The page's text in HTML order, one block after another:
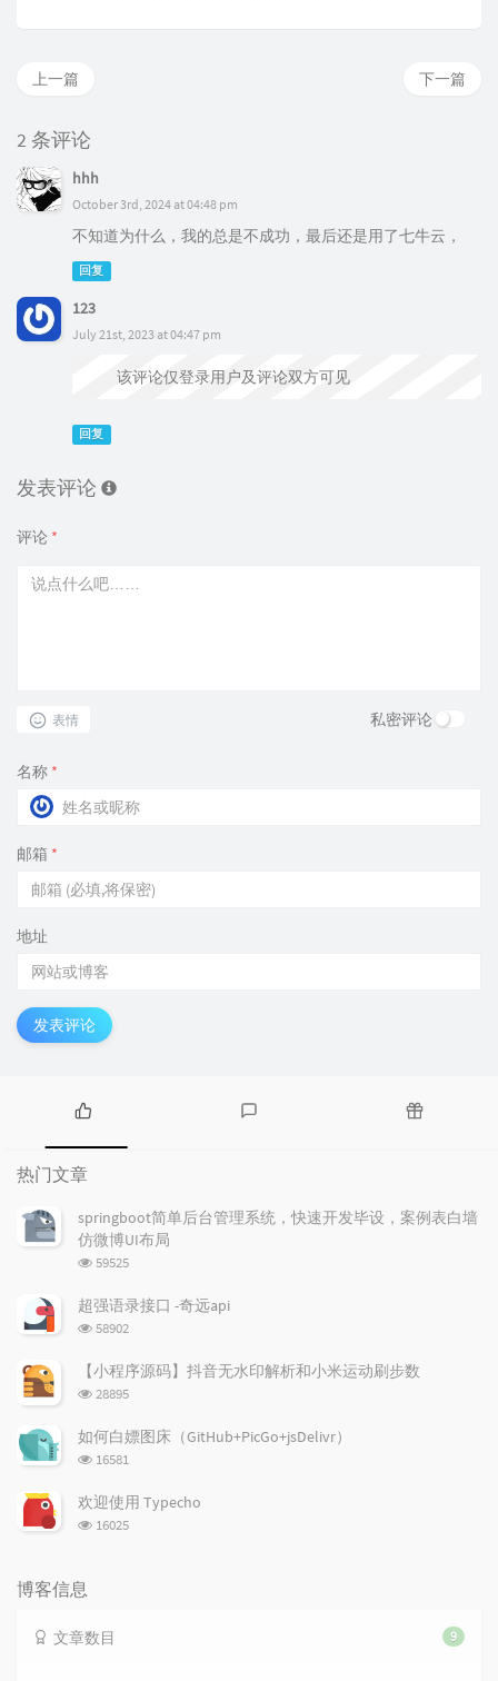
下一篇
上一篇
2 条评论
hhh
October 3rd, 2024 at 04:48 pm
不知道为什么，我的总是不成功，最后还是用了七牛云，
回复
123
July 21st, 2023 at 04:47 pm
该评论仅登录用户及评论双方可见
回复
发表评论
评论 *
表情 私密评论
名称 *
邮箱 *
地址
发表评论
热
门
文
论
章
热门文章
springboot简单后台管理系统，快速开发毕设，案例表白墙
仿微博UI布局
浏
次
数:
59525
超强语录接口 -奇远api
浏
次
数:
58902
【小程序源码】抖音无水印解析和小米运动刷步数
浏
次
数:
28895
如何白嫖图床（GitHub+PicGo+jsDelivr）
浏
次
数:
16581
欢迎使用 Typecho
浏
16025
博客信息
9
文章数目